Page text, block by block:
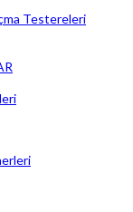
Testereleri